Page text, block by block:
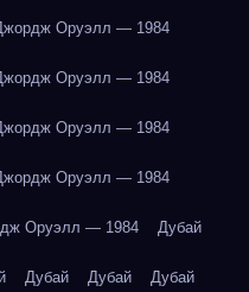
Оруэлл — 1984
Оруэлл — 1984
Оруэлл — 1984
Оруэлл — 1984
Оруэлл — 1984 Дубай
Дубай Дубай Дубай